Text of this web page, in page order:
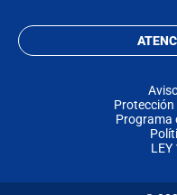
Protección
Programa
LEY